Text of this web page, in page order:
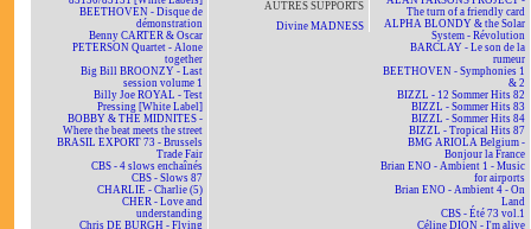
BEETHOVEN - Disque de
démonstration
Benny CARTER & Oscar
PETERSON Quartet - Alone
together
Big Bill BROONZY - Last
session volume 1
Billy Joe ROYAL - Test
Pressing [White Label]
BOBBY & THE MIDNITES -
Where the beat meets the street
BRASIL EXPORT 73 - Brussels
Trade Fair
CBS - 4 slows enchaînés
CBS - Slows 87
CHARLIE - Charlie (5)
CHER - Love and
understanding
Chris DE BURGH - Flying
AUTRES SUPPORTS
Divine MADNESS
The turn of a friendly card
ALPHA BLONDY & the Solar
System - Révolution
BARCLAY - Le son de la
rumeur
BEETHOVEN - Symphonies 1
& 2
BIZZL - 12 Sommer Hits 82
BIZZL - Sommer Hits 83
BIZZL - Sommer Hits 84
BIZZL - Tropical Hits 87
BMG ARIOLA Belgium -
Bonjour la France
Brian ENO - Ambient 1 - Music
for airports
Brian ENO - Ambient 4 - On
Land
CBS - Été 73 vol.1
Céline DION - I'm alive